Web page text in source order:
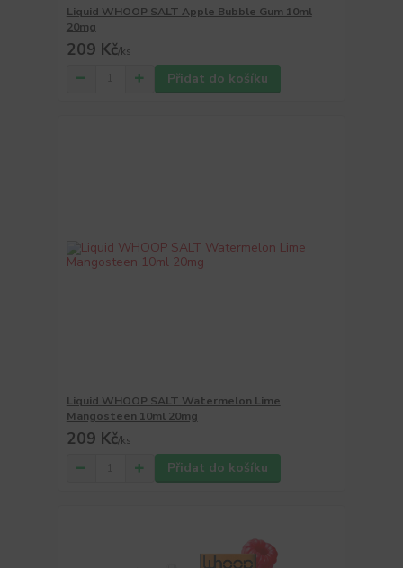
Liquid WHOOP SALT Apple Bubble Gum 10ml
20mg
209 Kč/ks
Přidat do košíku
Liquid WHOOP SALT Watermelon Lime
Mangosteen 10ml 20mg
209 Kč/ks
Přidat do košíku